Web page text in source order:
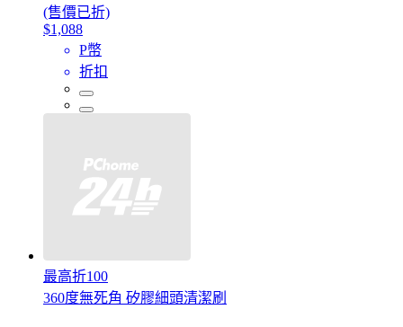
(售價已折)
$1,088
P幣
折扣
最高折100
360度無死角 矽膠細頭清潔刷